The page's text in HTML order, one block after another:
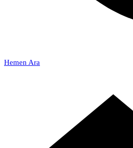
Hemen Ara